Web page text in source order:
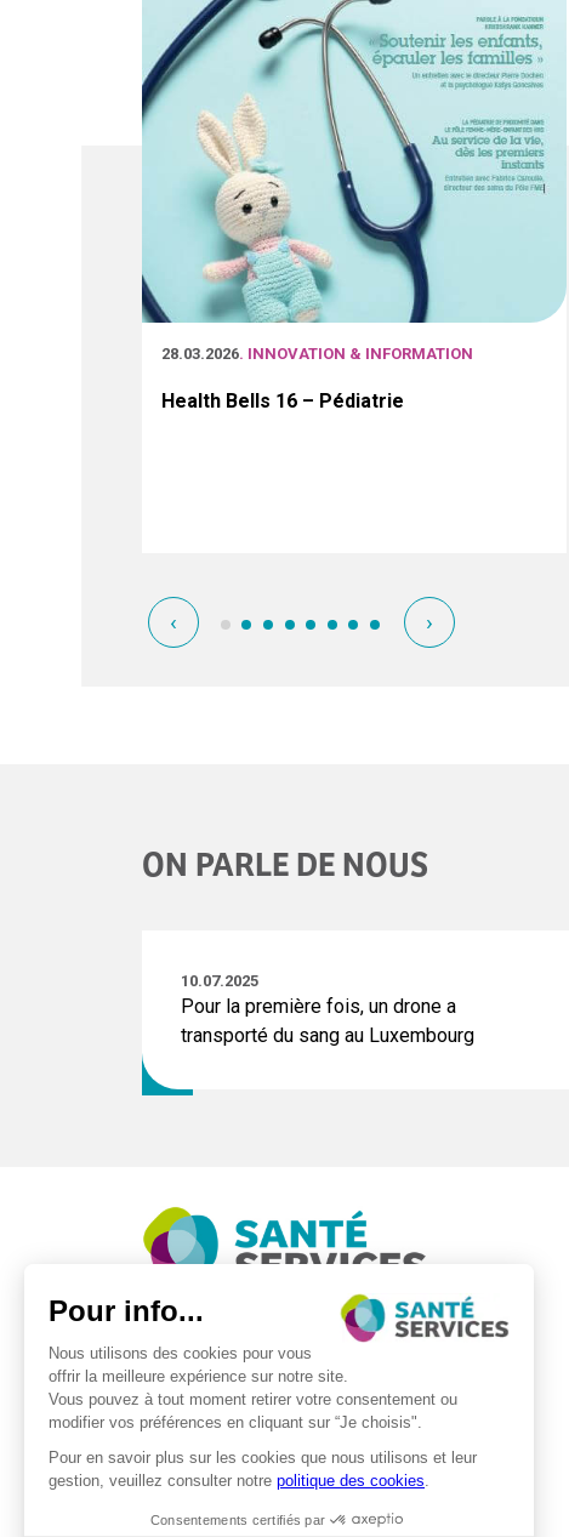
28.03.2026. INNOVATION & INFORMATION
Health Bells 16 – Pédiatrie
‹ ›
ON PARLE DE NOUS
10.07.2025
Pour la première fois, un drone a
transporté du sang au Luxembourg
©2026 . SanteServices . Tous droits réservés